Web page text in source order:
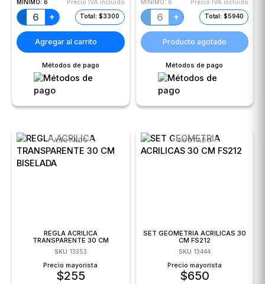
MÍNIMO: 6 Precio IVA incluido
− + Total: $3300
Agregar al carrito
Métodos de pago
MÍNIMO: 6 Precio IVA incluido
− + Total: $5940
Producto agotado
Métodos de pago
AGOTADO
REGLA ACRILICA
TRANSPARENTE 30 CM
BISELADA
SKU 13353
Precio mayorista
$255
AGOTADO
SET GEOMETRIA ACRILICAS 30
CM FS212
SKU 13444
Precio mayorista
$650